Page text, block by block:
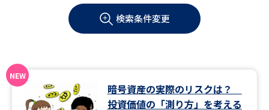
学部・学科パンフ
総合型選抜・学校推薦型選抜 募
大学入学共通テスト利用選抜の
過去問題集
大学・短大以外の資料から請求
検索条件変更
暗号資産の実際のリスクは？
投資価値の「測り方」を考える